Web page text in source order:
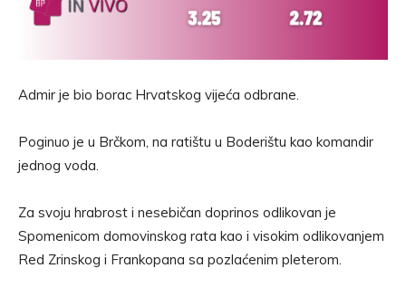
Admir je bio borac Hrvatskog vijeća odbrane.
Poginuo je u Brčkom, na ratištu u Boderištu kao komandir
jednog voda.
Za svoju hrabrost i nesebičan doprinos odlikovan je
Spomenicom domovinskog rata kao i visokim odlikovanjem
Red Zrinskog i Frankopana sa pozlaćenim pleterom.